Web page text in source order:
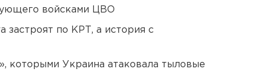
войсками ЦВО
застроят по КРТ, а история с
которыми Украина атаковала тыловые